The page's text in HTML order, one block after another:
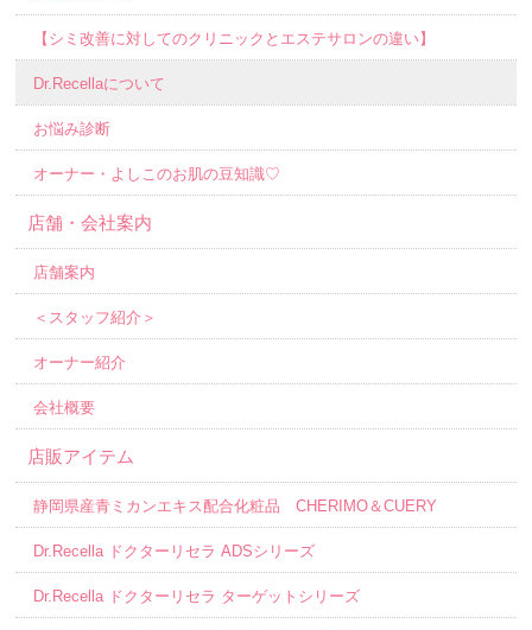
【シミ改善に対してのクリニックとエステサロンの違い】
Dr.Recellaについて
お悩み診断
オーナー・よしこのお肌の豆知識♡
店舗・会社案内
店舗案内
＜スタッフ紹介＞
オーナー紹介
会社概要
店販アイテム
静岡県産青ミカンエキス配合化粧品 CHERIMO＆CUERY
Dr.Recella ドクターリセラ ADSシリーズ
Dr.Recella ドクターリセラ ターゲットシリーズ